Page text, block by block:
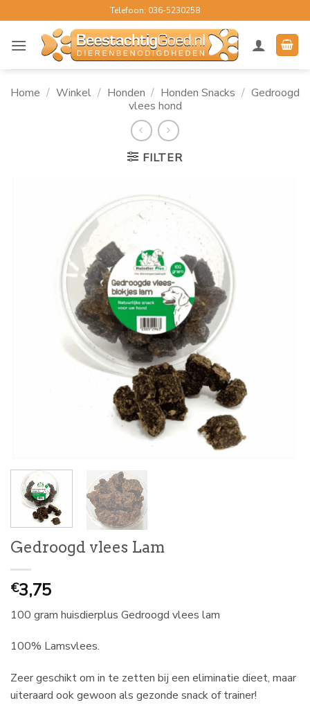
naar
inhoud
Telefoon: 036-5230258
Home / Winkel / Honden / Honden Snacks / Gedroogd
vlees hond
FILTER
Gedroogd vlees Lam
€3,75
100 gram huisdierplus Gedroogd vlees lam
100% Lamsvlees.
Zeer geschikt om in te zetten bij een eliminatie dieet, maar
uiteraard ook gewoon als gezonde snack of trainer!